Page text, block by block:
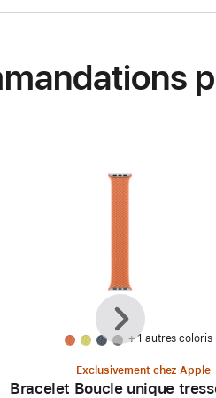
+ 1 autres coloris
Exclusivement chez Apple
Bracelet Boucle unique
Précédent
Suivant